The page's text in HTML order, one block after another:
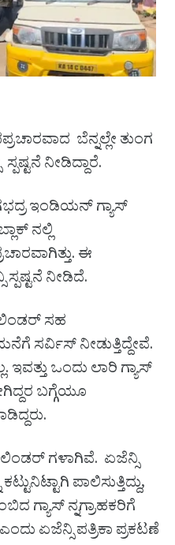
ಬೆನ್ನಲ್ಲೇ ತುಂಗ
ನೀಡಿದ್ದಾರೆ.
ಇಂಡಿಯನ್ ಗ್ಯಾಸ್
ನಲ್ಲಿ
ಈ
ನೀಡಿದೆ.
ಸಹ
ಸರ್ವಿಸ್ ನೀಡುತ್ತಿದ್ದೇವೆ.
ಇವತ್ತು ಒಂದು ಲಾರಿ ಗ್ಯಾಸ್
ಬಗ್ಗೆಯೂ
ಗಳಾಗಿವೆ. ಏಜೆನ್ಸಿ
ಪಾಲಿಸುತ್ತಿದ್ದು,
ಗ್ಯಾಸ್ ನ್ನ‌ಗ್ರಾಹಕರಿಗೆ
ಏಜೆನ್ಸಿ ಪತ್ರಿಕಾ ಪ್ರಕಟಣೆ